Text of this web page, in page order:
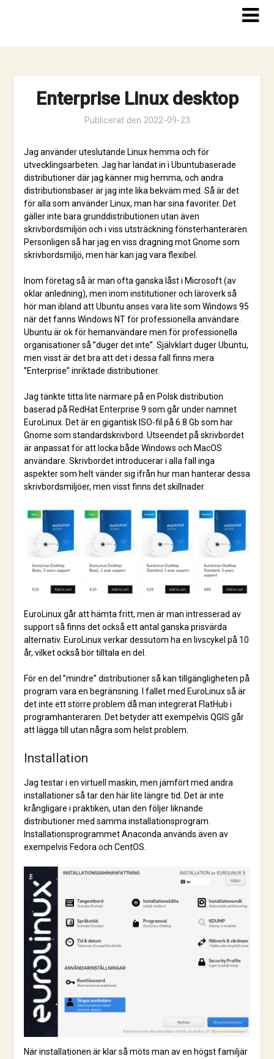
Enterprise Linux desktop
Publicerat den 2022-09-23
Jag använder uteslutande Linux hemma och för
utvecklingsarbeten. Jag har landat in i Ubuntubaserade
distributioner där jag känner mig hemma, och andra
distributionsbaser är jag inte lika bekväm med. Så är det
för alla som använder Linux, man har sina favoriter. Det
gäller inte bara grunddistributionen utan även
skrivbordsmiljön och i viss utsträckning fönsterhanteraren.
Personligen så har jag en viss dragning mot Gnome som
skrivbordsmiljö, men här kan jag vara flexibel.
Inom företag så är man ofta ganska låst i Microsoft (av
oklar anledning), men inom institutioner och läroverk så
hör man ibland att Ubuntu anses vara lite som Windows 95
när det fanns Windows NT för professionella användare.
Ubuntu är ok för hemanvändare men för professionella
organisationer så ”duger det inte”. Självklart duger Ubuntu,
men visst är det bra att det i dessa fall finns mera
”Enterprise” inriktade distributioner.
Jag tänkte titta lite närmare på en Polsk distribution
baserad på RedHat Enterprise 9 som går under namnet
EuroLinux. Det är en gigantisk ISO-fil på 6.8 Gb som har
Gnome som standardskrivbord. Utseendet på skrivbordet
är anpassat för att locka både Windows och MacOS
användare. Skrivbordet introducerar i alla fall inga
aspekter som helt vänder sig ifrån hur man hanterar dessa
skrivbordsmiljöer, men visst finns det skillnader.
EuroLinux går att hämta fritt, men är man intresserad av
support så finns det också ett antal ganska prisvärda
alternativ. EuroLinux verkar dessutom ha en livscykel på 10
år, vilket också bör tilltala en del.
För en del ”mindre” distributioner så kan tillgängligheten på
program vara en begränsning. I fallet med EuroLinux så är
det inte ett större problem då man integrerat FlatHub i
programhanteraren. Det betyder att exempelvis QGIS går
att lägga till utan några som helst problem.
Installation
Jag testar i en virtuell maskin, men jämfört med andra
installationer så tar den här lite längre tid. Det är inte
krångligare i praktiken, utan den följer liknande
distributioner med samma installationsprogram.
Installationsprogrammet Anaconda används även av
exempelvis Fedora och CentOS.
När installationen är klar så möts man av en högst familjär